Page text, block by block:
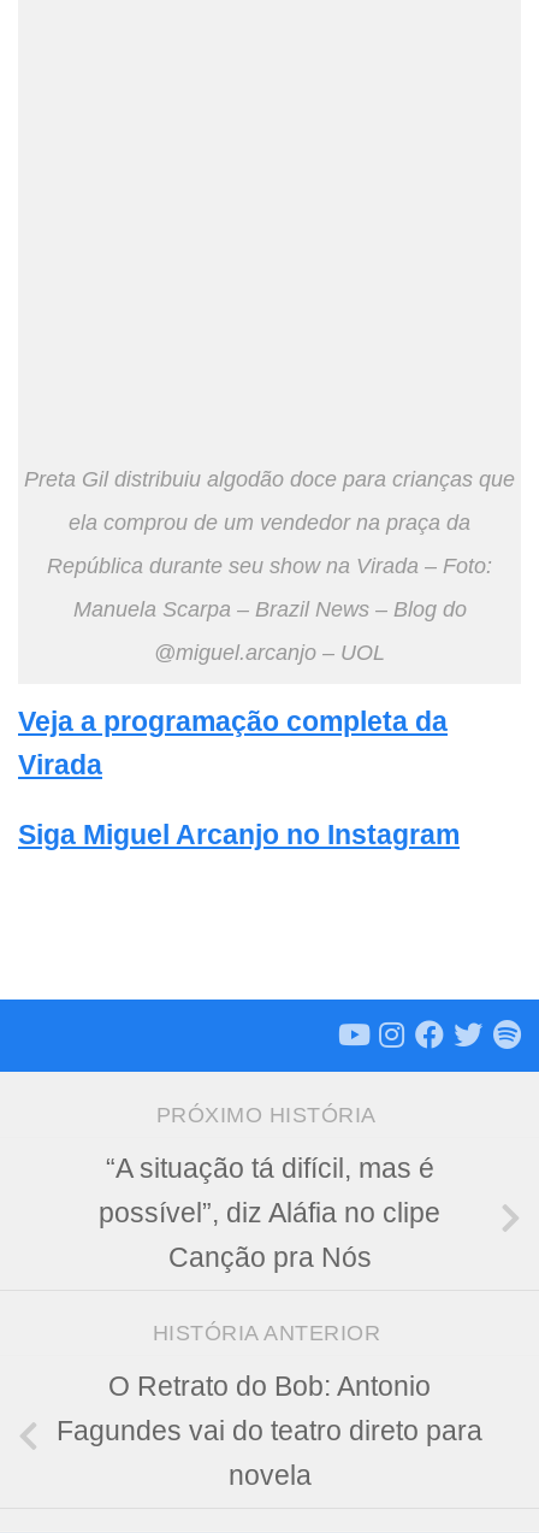
Preta Gil distribuiu algodão doce para crianças que
ela comprou de um vendedor na praça da
República durante seu show na Virada – Foto:
Manuela Scarpa – Brazil News – Blog do
@miguel.arcanjo – UOL
Veja a programação completa da
Virada
Siga Miguel Arcanjo no Instagram
PRÓXIMO HISTÓRIA
“A situação tá difícil, mas é
possível”, diz Aláfia no clipe
Canção pra Nós
HISTÓRIA ANTERIOR
O Retrato do Bob: Antonio
Fagundes vai do teatro direto para
novela